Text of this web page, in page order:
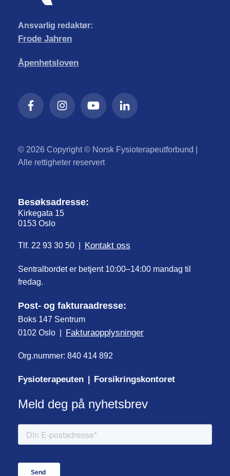
Ansvarlig redaktør:
Frode Jahren
Åpenhetsloven
© 2026 Copyright © Norsk Fysioterapeutforbund |
Alle rettigheter reservert
Besøksadresse:
Kirkegata 15
0153 Oslo
Tlf. 22 93 30 50 | Kontakt oss
Sentralbordet er betjent 10:00–14:00 mandag til
fredag.
Post- og fakturaadresse:
Boks 147 Sentrum
0102 Oslo | Fakturaopplysninger
Org.nummer: 840 414 892
Fysioterapeuten Forsikringskontoret
Meld deg på nyhetsbrev